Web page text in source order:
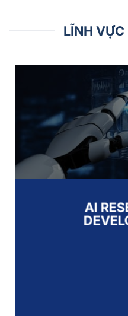
LĨNH VỰC
AI